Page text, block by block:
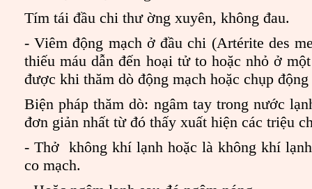
Tím tái đầu chi thư ờng xuyên, không đau.
- Viêm động mạch ở đầu chi (Artérite des
thiếu máu dẫn đến hoại tử to hoặc nhỏ ở
được khi thăm dò động mạch hoặc chụp động
Biện pháp thăm dò: ngâm tay trong nước
đơn giản nhất từ đó thấy xuất hiện các triệu
- Thở không khí lạnh hoặc là không khí
co mạch.